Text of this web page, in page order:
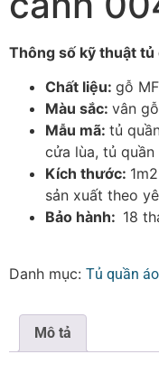
Thông số kỹ thuật tủ
Chất liệu: gỗ
Màu sắc: vân
Mẫu mã: tủ
cửa lùa, tủ quần
Kích thước:
sản xuất theo
Bảo hành: 18
Danh mục: Tủ quần áo
Mô tả